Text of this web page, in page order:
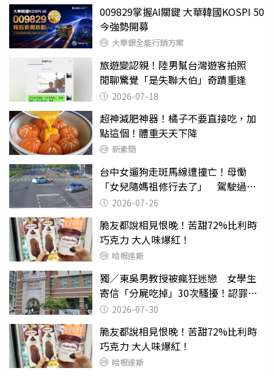
009829掌握AI關鍵 大華韓國KOSPI 50
今強勢開募
大華銀全能行銷方案
旅遊變認親！陸男幫台灣遊客拍照
閒聊驚覺「是失聯大伯」奇蹟重逢
2026-07-18
超神減肥神器！橘子不要直接吃，加
點這個！體重天天下降
新素簡
台中女遛狗走斑馬線遭撞亡！母慟
「女兒隨媽祖修行去了」 駕駛過失
致死判9月
2026-07-26
脆友都說相見恨晚！苦甜72%比利時
巧克力 大人味爆紅！
哈根達斯
獨／東吳男教授被瘋狂迷戀 女學生
寄信「分屍吃掉」30次騷擾！認罪免
關 2026-07-30
脆友都說相見恨晚！苦甜72%比利時
巧克力 大人味爆紅！
哈根達斯